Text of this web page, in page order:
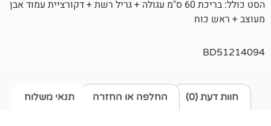
הסט כולל: בריכת 60 ס"מ עגולה + גריל רשת + דקורציית עמוד אבן
תנאי משלוח החלפה או החזרה